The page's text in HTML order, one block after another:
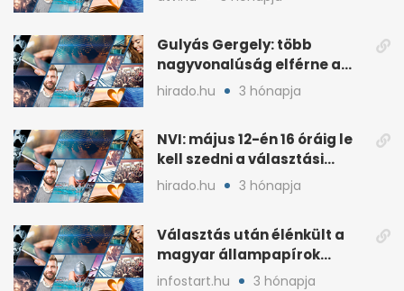
Gulyás Gergely: több
nagyvonalúság elférne a
kétharmados győztesekben
hirado.hu 3 hónapja
NVI: május 12-én 16 óráig le
kell szedni a választási
plakátokat
hirado.hu 3 hónapja
Választás után élénkült a
magyar állampapírok
lakossági értékesítése
infostart.hu 3 hónapja